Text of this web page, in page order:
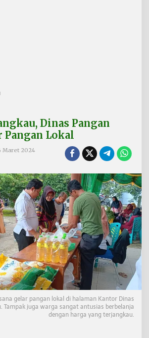
g
a
T
a
n
g
k
a
u
D
i
n
a
s
P
a
n
g
Dinas Pangan
Pangan Lokal
Maret 2024
gelar pangan lokal di halaman Kantor Dinas
Tampak juga warga sangat antusias berbelanja
dengan harga yang terjangkau.